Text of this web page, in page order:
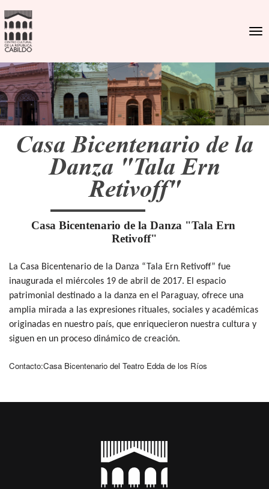
Casa Bicentenario de la
Danza "Tala Ern
Retivoff"
Casa Bicentenario de la Danza "Tala Ern
Retivoff"
La Casa Bicentenario de la Danza “Tala Ern Retivoff” fue
inaugurada el miércoles 19 de abril de 2017. El espacio
patrimonial destinado a la danza en el Paraguay, ofrece una
amplia mirada a las expresiones rituales, sociales y académicas
originadas en nuestro país, que enriquecieron nuestra cultura y
siguen en un proceso dinámico de creación.
Contacto:Casa Bicentenario del Teatro Edda de los Ríos